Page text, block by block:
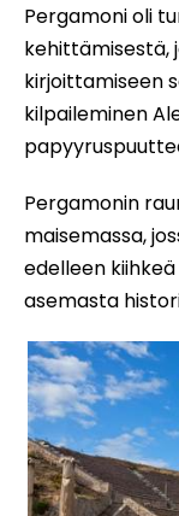
Pergamoni oli
kehittämisestä,
kirjoittamiseen
kilpaileminen
Pergamonin
maisemassa,
edelleen
asemasta